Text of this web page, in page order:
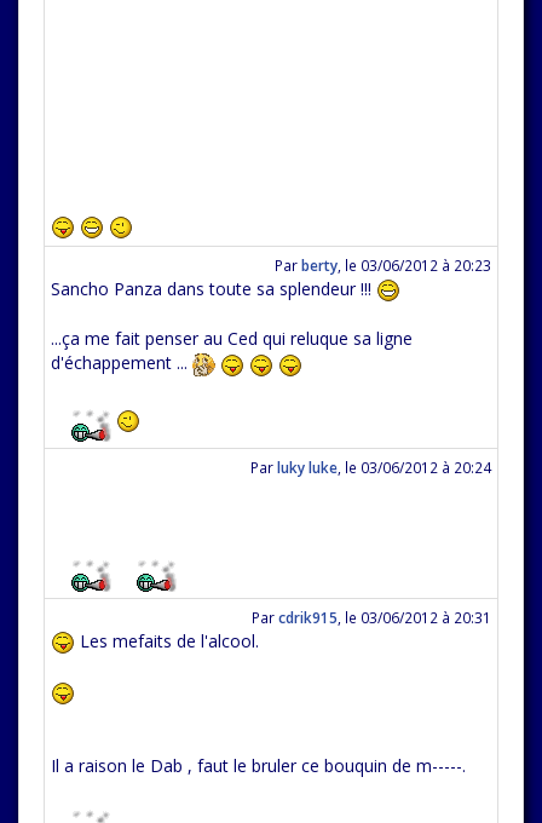
Parberty le 03/06/2012 à 20:23
Sancho Panza dans toute sa splendeur !!!
...ça me fait penser au Ced qui reluque sa ligne
d'échappement ...
Parluky luke le 03/06/2012 à 20:24
Parcdrik915 le 03/06/2012 à 20:31
Les mefaits de l'alcool.
Il a raison le Dab , faut le bruler ce bouquin de m-----.